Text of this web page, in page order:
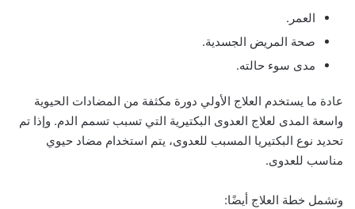
العمر.
صحة المريض الجسدية.
مدى سوء حالته.
عادة ما يستخدم العلاج الأولي دورة مكثفة من المضادات الحيوية
واسعة المدى لعلاج العدوى البكتيرية التي تسبب تسمم الدم. وإذا تم
تحديد نوع البكتيريا المسبب للعدوى، يتم استخدام مضاد حيوي
مناسب للعدوى.
وتشمل خطة العلاج أيضًا: